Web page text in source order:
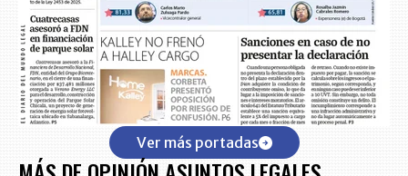
Ver más portadas